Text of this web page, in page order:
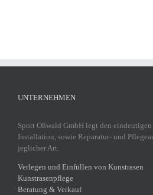
UNTERNEHMEN
Sport Oßwald GmbH legt den
Installation, sowie Reparatur- und
jeglicher Art.
Verlegen und Einfüllen von Kunstrasen
Kunstrasenpflege
Beratung & Verkauf